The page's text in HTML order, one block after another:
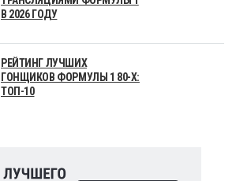
В 2026 ГОДУ
РЕЙТИНГ ЛУЧШИХ
ГОНЩИКОВ ФОРМУЛЫ 1 80-Х:
ТОП-10